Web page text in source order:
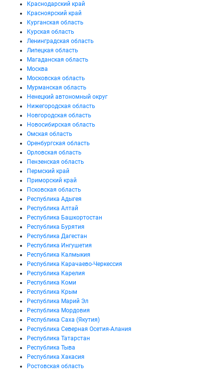
Краснодарский край
Красноярский край
Курганская область
Курская область
Ленинградская область
Липецкая область
Магаданская область
Москва
Московская область
Мурманская область
Ненецкий автономный округ
Нижегородская область
Новгородская область
Новосибирская область
Омская область
Оренбургская область
Орловская область
Пензенская область
Пермский край
Приморский край
Псковская область
Республика Адыгея
Республика Алтай
Республика Башкортостан
Республика Бурятия
Республика Дагестан
Республика Ингушетия
Республика Калмыкия
Республика Карачаево-Черкессия
Республика Карелия
Республика Коми
Республика Крым
Республика Марий Эл
Республика Мордовия
Республика Саха (Якутия)
Республика Северная Осетия-Алания
Республика Татарстан
Республика Тыва
Республика Хакасия
Ростовская область